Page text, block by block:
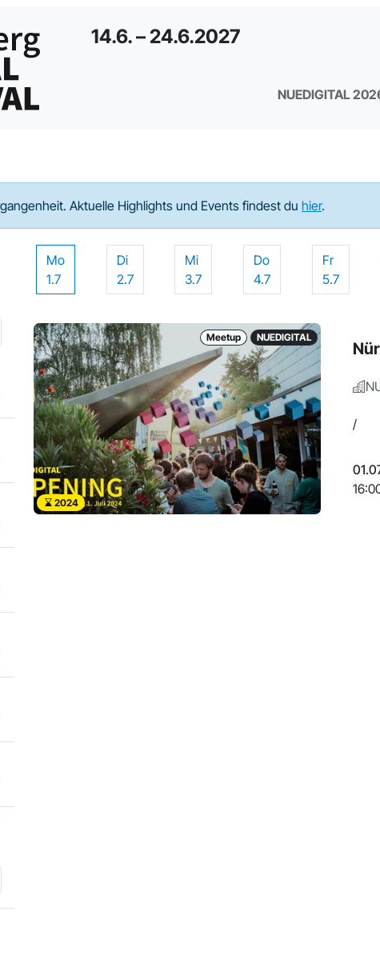
14.6. – 24.6.2027
NUEDIGITAL
Aktuelle Highlights und Events findest du hier.
Mo
1.7
Di
2.7
Mi
3.7
Do
4.7
Fr
5.7
Meetup NUEDIGITAL
2024
/